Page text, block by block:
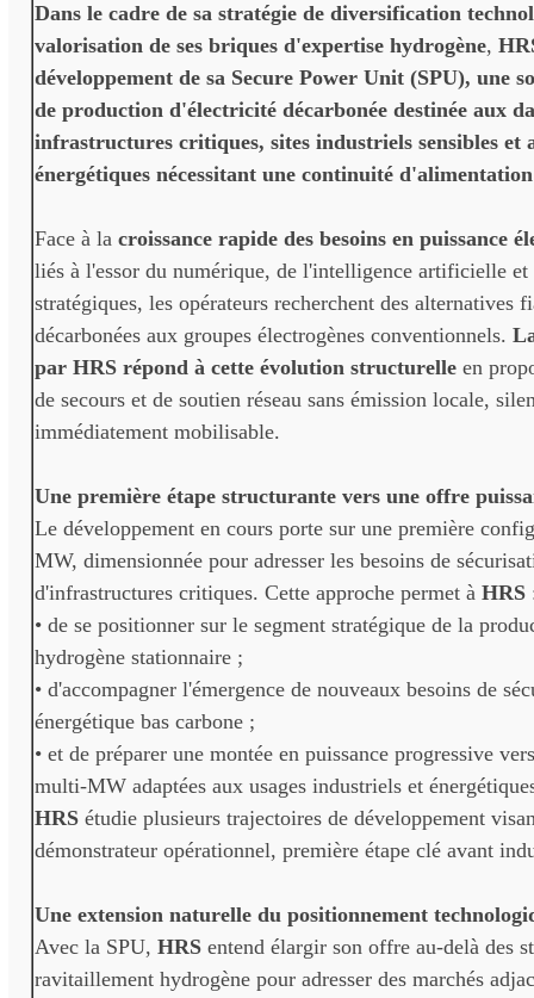
Dans le cadre de sa stratégie de diversification
valorisation de ses briques d'expertise hydrogène,
développement de sa Secure Power Unit (SPU), une
de production d'électricité décarbonée destinée aux
infrastructures critiques, sites industriels sensibles et
énergétiques nécessitant une continuité d'alimentation
Face à la croissance rapide des besoins en puissance
liés à l'essor du numérique, de l'intelligence artificielle et
stratégiques, les opérateurs recherchent des alternatives
décarbonées aux groupes électrogènes conventionnels.
par HRS répond à cette évolution structurelle en
de secours et de soutien réseau sans émission locale,
immédiatement mobilisable.
Une première étape structurante vers une offre
Le développement en cours porte sur une première
MW, dimensionnée pour adresser les besoins de
d'infrastructures critiques. Cette approche permet à HRS
• de se positionner sur le segment stratégique de la
hydrogène stationnaire ;
• d'accompagner l'émergence de nouveaux besoins de
énergétique bas carbone ;
• et de préparer une montée en puissance progressive
multi-MW adaptées aux usages industriels et
HRS étudie plusieurs trajectoires de développement
démonstrateur opérationnel, première étape clé avant
Une extension naturelle du positionnement
Avec la SPU, HRS entend élargir son offre au-delà des
ravitaillement hydrogène pour adresser des marchés